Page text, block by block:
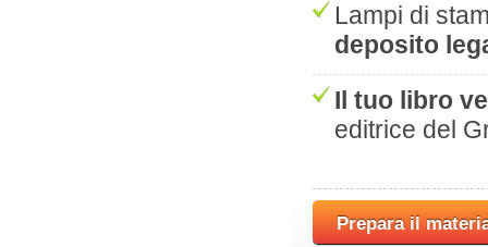
Lampi di
deposito
Il tuo libro
editrice del
Prepara il